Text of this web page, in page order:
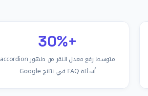
+30%
متوسط رفع معدل النقر من ظهور accordion
أسئلة FAQ في نتائج Google